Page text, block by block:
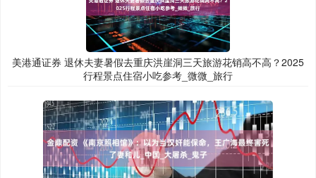
美港通证券 退休夫妻暑假去重庆洪崖洞三天旅游花销高不高？2025
行程景点住宿小吃参考_微微_旅行